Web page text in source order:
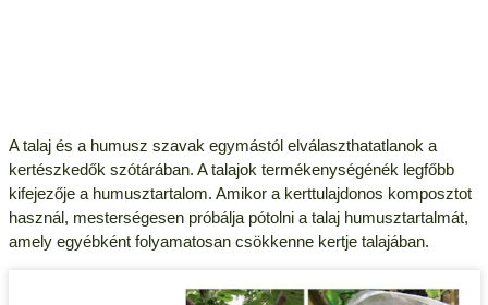
A talaj és a humusz szavak egymástól elválaszthatatlanok a
kertészkedők szótárában. A talajok termékenységénék legfőbb
kifejezője a humusztartalom. Amikor a kerttulajdonos komposztot
használ, mesterségesen próbálja pótolni a talaj humusztartalmát,
amely egyébként folyamatosan csökkenne kertje talajában.